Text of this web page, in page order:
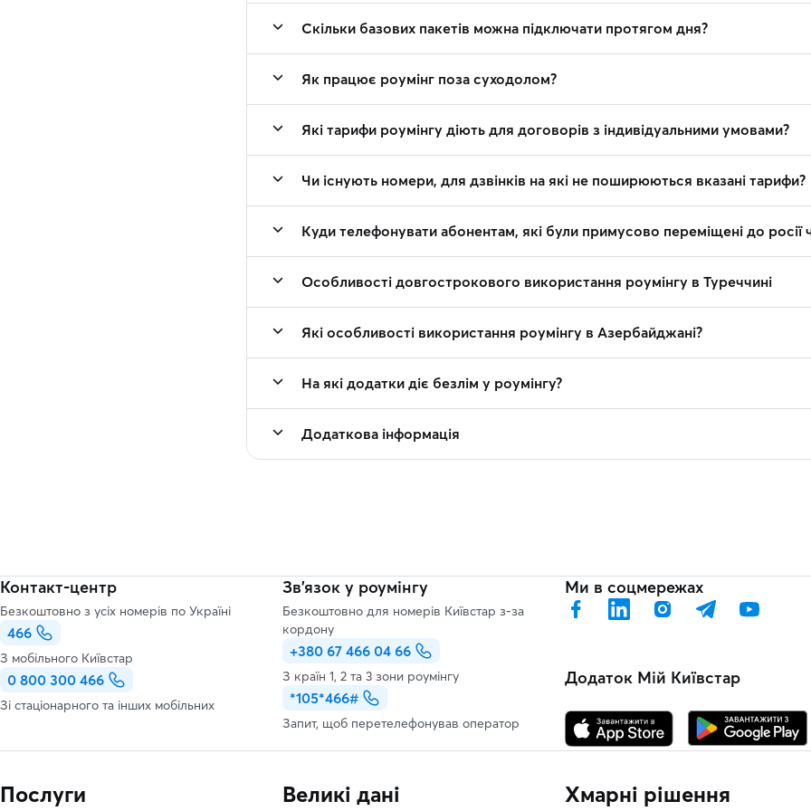
Скільки базових пакетів можна підключати протягом дня?
Як працює роумінг поза суходолом?
Які тарифи роумінгу діють для договорів з індивідуальними умовами?
Чи існують номери, для дзвінків на які не поширюються вказані тарифи?
Куди телефонувати абонентам, які були примусово переміщені до росії
Особливості довгострокового використання роумінгу в Туреччині
Які особливості використання роумінгу в Азербайджані?
На які додатки діє безлім у роумінгу?
Додаткова інформація
Контакт-центр
Безкоштовно з усіх номерів по Україні
466
З мобільного Київстар
0 800 300 466
Зі стаціонарного та інших мобільних
Зв’язок у роумінгу
Безкоштовно для номерів Київстар з-за
кордону
+380 67 466 04 66
З країн 1, 2 та 3 зони роумінгу
*105*466#
Запит, щоб перетелефонував оператор
Ми в соцмережах
Додаток Мій Київстар
Послуги Великі дані Хмарні рішення